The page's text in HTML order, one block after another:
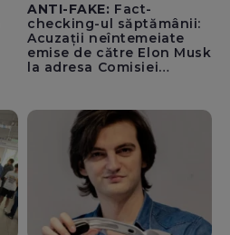
ANTI-FAKE: Fact-
checking-ul săptămânii:
Acuzații neîntemeiate
emise de către Elon Musk
la adresa Comisiei
pentru instaurarea
„cenzurii” pe platforma X